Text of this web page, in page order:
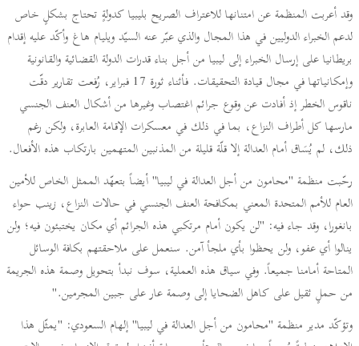
وقد أعربت المنظمة عن امتنانها للاعتراف الصريح بليبيا كدولةٍ تحتاج بشكلٍ خاص
لدعم الخبراء الدوليين في هذا المجال والذي عبّر عنه السيّد ويليام هاغ وأكّد عليه إقدام
بريطانيا على إرسال الخبراء إلى ليبيا من أجل بناء قدرات الدولة القضائية والقانونية
وإمكانياتها في مجال قيادة التحقيقات. فأثناء ثورة 17 فبراير، رُفعت تقارير دقّت
ناقوس الخطر إذ أفادت عن وقوع جرائم اغتصاب وغيرها من أشكال العنف الجنسي
مارسها كل أطراف النزاع، بما في ذلك في معسكرات الإقامة العابرة، ولكن رغم
ذلك، لم يُسَاق أمام العدالة إلا قلّة قليلة من المذنبين المتهمين بارتكاب هذه الأفعال.
رحّبت منظمة "محامون من أجل العدالة في ليبيا" أيضاً بتعهّد الممثل الخاص للأمين
العام للأمم المتحدة المعني بمكافحة العنف الجنسي في حالات النزاع، زينب حواء
بانغورا، وقد جاء فيه: "لن يكون أمام مرتكبي هذه الجرائم أي مكان يختبئون فيه؛ ولن
ينالوا أي عفو، ولن يحظوا بأي ملجأ آمن. سنعمل على ملاحقتهم بكافة الوسائل
المتاحة أمامنا جميعاً. وفي سياق هذه العملية، سوف نبدأ بتحويل وصمة هذه الجريمة
من حملٍ ثقيل على كاهل الضحايا إلى وصمة عار على جبين المجرمين."
وتؤكّد مدير منظمة "محامون من أجل العدالة في ليبيا" إلهام السعودي: "يمثّل هذا